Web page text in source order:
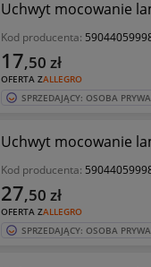
Uchwyt mocowanie
Kod producenta:
OFERTA ZALLEGRO
17,50 zł
SPRZEDAJĄCY: OSOBA
Uchwyt mocowanie
Kod producenta:
OFERTA ZALLEGRO
27,50 zł
SPRZEDAJĄCY: OSOBA